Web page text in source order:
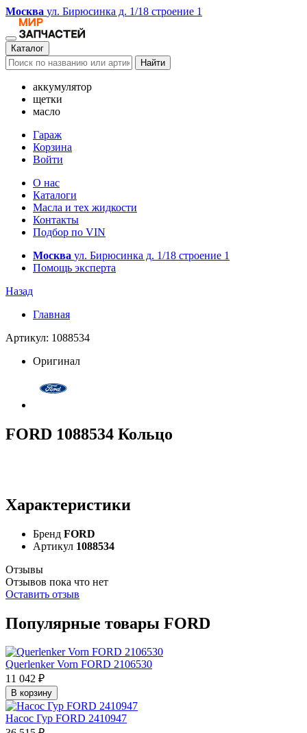
Москва ул. Бирюсинка д. 1/18 строение 1
Каталог
Найти
аккумулятор
щетки
масло
Гараж
Корзина
Войти
О нас
Каталоги
Масла и тех жидкости
Контакты
Подбор по VIN
Москва ул. Бирюсинка д. 1/18 строение 1
Помощь эксперта
Назад
Главная
Артикул: 1088534
Оригинал
FORD 1088534 Кольцо
Характеристики
Бренд FORD
Артикул 1088534
Отзывы
Отзывов пока что нет
Оставить отзыв
Популярные товары FORD
Querlenker Vorn FORD 2106530
11 042 ₽
В корзину
Насос Гур FORD 2410947